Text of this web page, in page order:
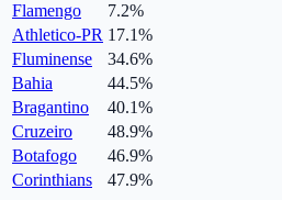
Flamengo
7.2%
Athletico-PR 17.1%
Fluminense
34.6%
Bahia
44.5%
Bragantino
40.1%
Cruzeiro
48.9%
Botafogo
46.9%
Corinthians
47.9%